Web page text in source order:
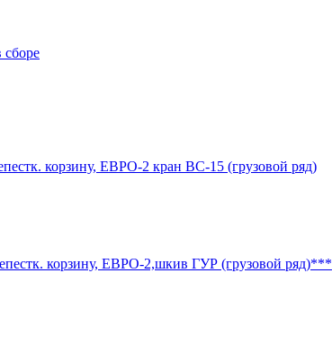
корзину, ЕВРО-2 кран ВС-15 (грузовой ряд)
корзину, ЕВРО-2,шкив ГУР (грузовой ряд)***